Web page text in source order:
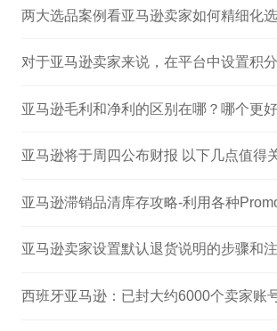
两大选品案例看亚马逊卖家如何精细化
亚马逊毛利和净利的区别在哪？哪个更
亚马逊将于周四公布财报 以下几点值得
亚马逊滞销品清库存攻略-利用各种
亚马逊卖家设置默认退货说明的步骤和
西班牙亚马逊：已封大约6000个卖家账